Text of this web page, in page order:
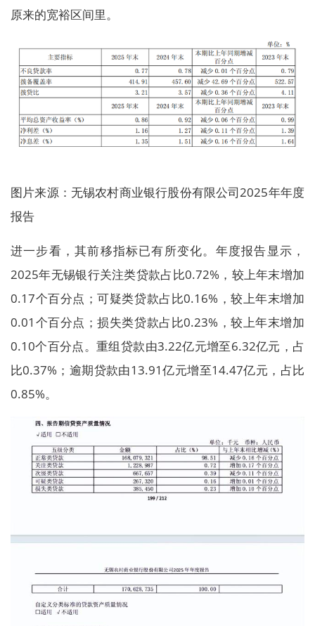
原来的宽裕区间里。
图片来源：无锡农村商业银行股份有限公司2025年年度
报告
进一步看，其前移指标已有所变化。年度报告显示，
2025年无锡银行关注类贷款占比0.72%，较上年末增加
0.17个百分点；可疑类贷款占比0.16%，较上年末增加
0.01个百分点；损失类贷款占比0.23%，较上年末增加
0.10个百分点。重组贷款由3.22亿元增至6.32亿元，占
比0.37%；逾期贷款由13.91亿元增至14.47亿元，占比
0.85%。